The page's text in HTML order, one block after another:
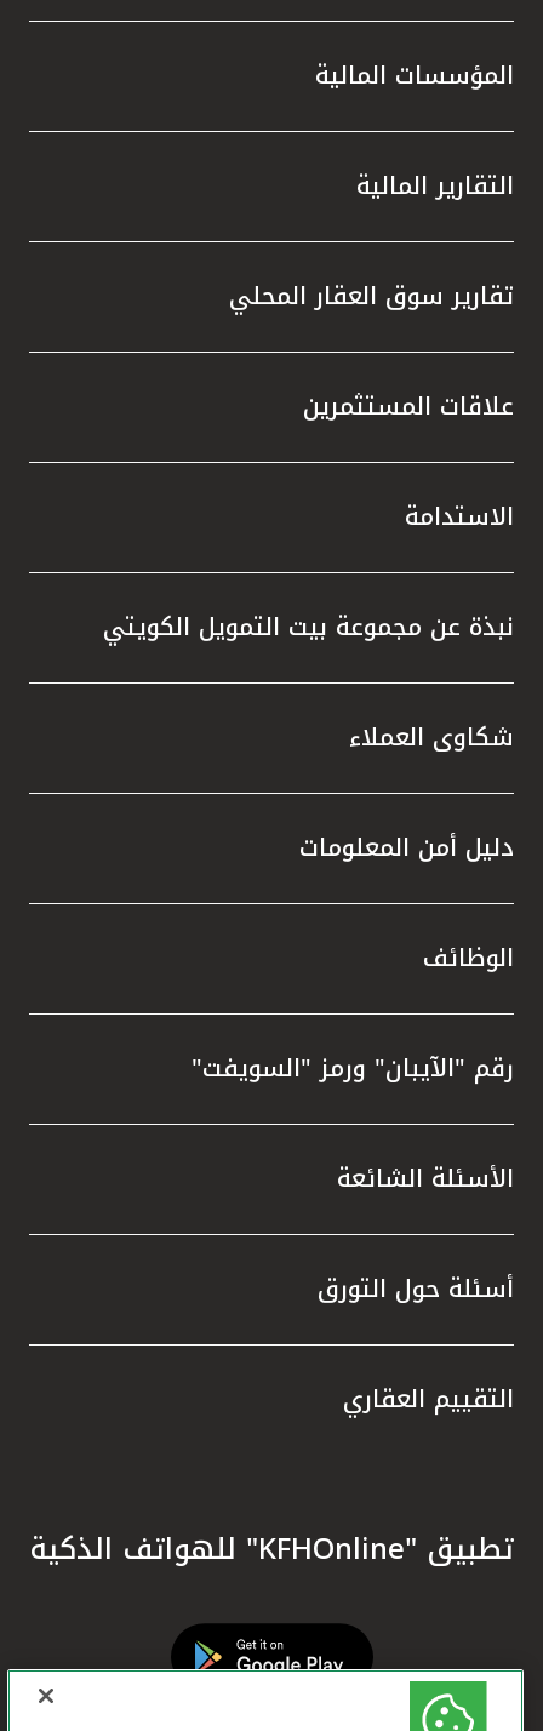
المؤسسات المالية
التقارير المالية
تقارير سوق العقار المحلي
علاقات المستثمرين
الاستدامة
نبذة عن مجموعة بيت التمويل الكويتي
شكاوى العملاء
دليل أمن المعلومات
الوظائف
رقم "الآيبان" ورمز "السويفت"
الأسئلة الشائعة
أسئلة حول التورق
التقييم العقاري
تطبيق "KFHOnline" للهواتف الذكية